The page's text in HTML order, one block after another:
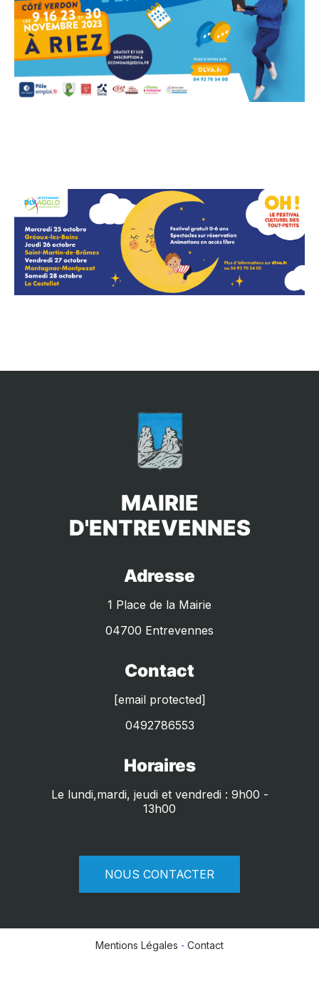
MAIRIE
D'ENTREVENNES
Adresse
1 Place de la Mairie
04700 Entrevennes
Contact
[email protected]
0492786553
Horaires
Le lundi,mardi, jeudi et vendredi : 9h00 -
13h00
NOUS CONTACTER
Mentions Légales Contact